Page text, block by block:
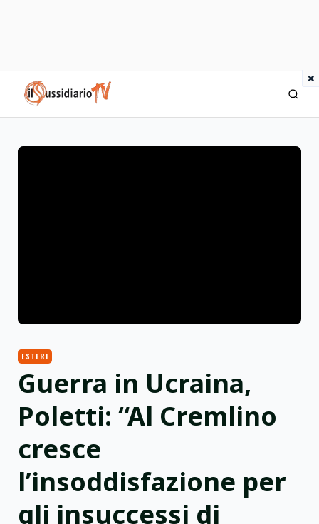
×
IlSussidiario TV
ESTERI
Guerra in Ucraina,
Poletti: “Al Cremlino
cresce
l’insoddisfazione per
gli insuccessi di